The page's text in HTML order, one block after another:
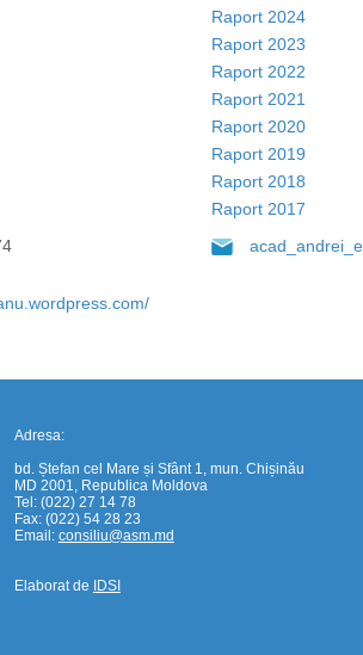
Raport 2024
Raport 2023
Raport 2022
Raport 2021
Raport 2020
Raport 2019
Raport 2018
Raport 2017
Adresa:
bd. Ștefan cel Mare și Sfânt 1, mun. Chișinău
MD 2001, Republica Moldova
Tel: (022) 27 14 78
Fax: (022) 54 28 23
Email: consiliu@asm.md
Elaborat de IDSI